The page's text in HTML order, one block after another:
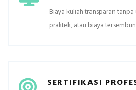
Biaya kuliah transparan
praktek, atau biaya
SERTIFIKASI